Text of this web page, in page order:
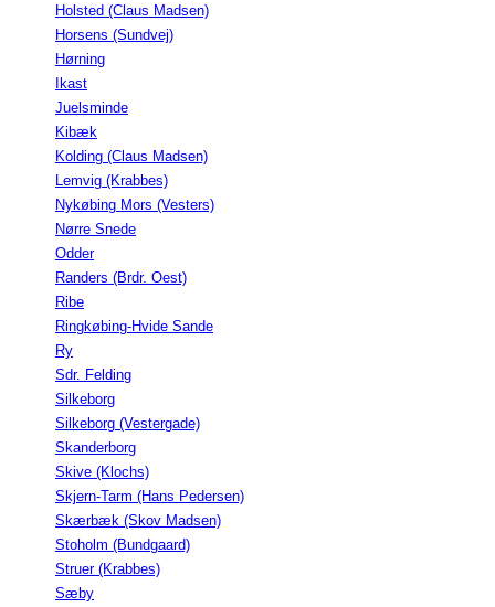
Holsted (Claus Madsen)
Horsens (Sundvej)
Hørning
Ikast
Juelsminde
Kibæk
Kolding (Claus Madsen)
Lemvig (Krabbes)
Nykøbing Mors (Vesters)
Nørre Snede
Odder
Randers (Brdr. Oest)
Ribe
Ringkøbing-Hvide Sande
Ry
Sdr. Felding
Silkeborg
Silkeborg (Vestergade)
Skanderborg
Skive (Klochs)
Skjern-Tarm (Hans Pedersen)
Skærbæk (Skov Madsen)
Stoholm (Bundgaard)
Struer (Krabbes)
Sæby